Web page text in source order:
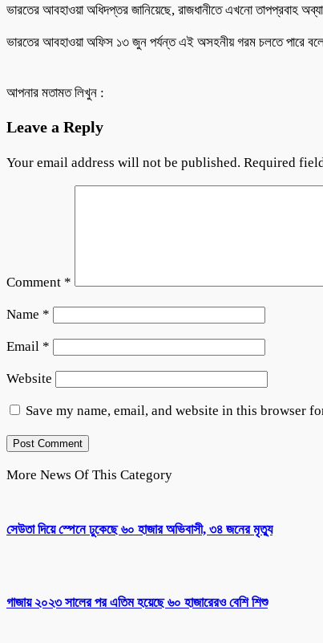
ভারতের আবহাওয়া অধিদপ্তর জানিয়েছে, রাজধানীতে এখনো তাপপ্রবাহ
ভারতের আবহাওয়া অফিস ১৩ জুন পর্যন্ত এই অসহনীয় গরম চলতে পারে বলে
আপনার মতামত লিখুন :
Leave a Reply
Your email address will not be published. Required
Comment *
Name *
Email *
Website
Save my name, email, and website in this browser
More News Of This Category
সেউতা দিয়ে স্পেনে ঢুকেছে ৬০ হাজার অভিবাসী, ৩৪ জনের মৃত্যু
গাজায় ২০২৩ সালের পর এতিম হয়েছে ৬০ হাজারেরও বেশি শিশু